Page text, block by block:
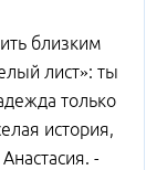
близким
лист»: ты
только
история,
-